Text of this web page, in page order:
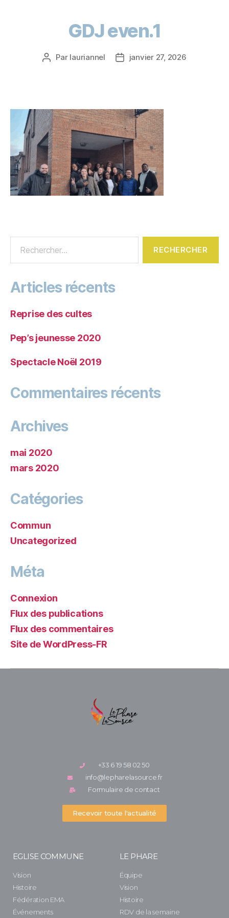
GDJ even.1
Par lauriannel janvier 27, 2026
Articles récents
Reprise des cultes
Pep’s jeunesse 2020
Spectacle Noël 2019
Commentaires récents
Archives
mai 2020
mars 2020
Catégories
Commun
Uncategorized
Méta
Connexion
Flux des publications
Flux des commentaires
Site de WordPress-FR
+33 6 19 58 02 50
info@lepharelasource.fr
Formulaire de contact
Recevoir toute l'actualité
EGLISE COMMUNE
Vision
Histoire
Fédération EMA
Événements
LE PHARE
Équipe
Vision
Histoire
RDV de la semaine